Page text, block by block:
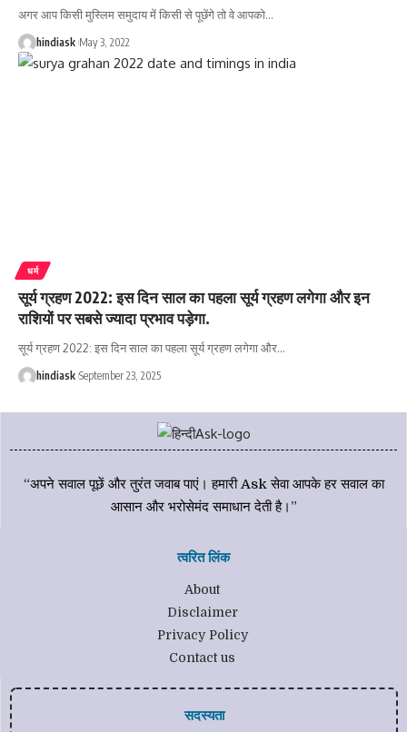
अगर आप किसी मुस्लिम समुदाय में किसी से पूछेंगे तो वे आपको…
hindiask May 3, 2022
धर्म
सूर्य ग्रहण 2022: इस दिन साल का पहला सूर्य ग्रहण लगेगा और इन
राशियों पर सबसे ज्यादा प्रभाव पड़ेगा.
सूर्य ग्रहण 2022: इस दिन साल का पहला सूर्य ग्रहण लगेगा और…
hindiask September 23, 2025
“अपने सवाल पूछें और तुरंत जवाब पाएं। हमारी Ask सेवा आपके हर सवाल का
आसान और भरोसेमंद समाधान देती है।”
त्वरित लिंक
About
Disclaimer
Privacy Policy
Contact us
सदस्यता